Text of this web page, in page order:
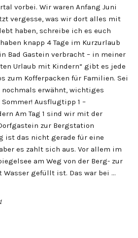
vorbei. Wir waren Anfang Juni
vergesse, was wir dort alles mit
haben, schreibe ich es euch
knapp 4 Tage im Kurzurlaub
Bad Gastein verbracht – in meiner
Urlaub mit Kindern“ gibt es jede
zum Kofferpacken für Familien. Sei
erwähnt, wichtiges
Ausflugtipp 1 –
Am Tag 1 sind wir mit der
zur Bergstation
ist das nicht gerade für eine
es zahlt sich aus. Vor allem im
am Weg von der Berg- zur
gefüllt ist. Das war bei …